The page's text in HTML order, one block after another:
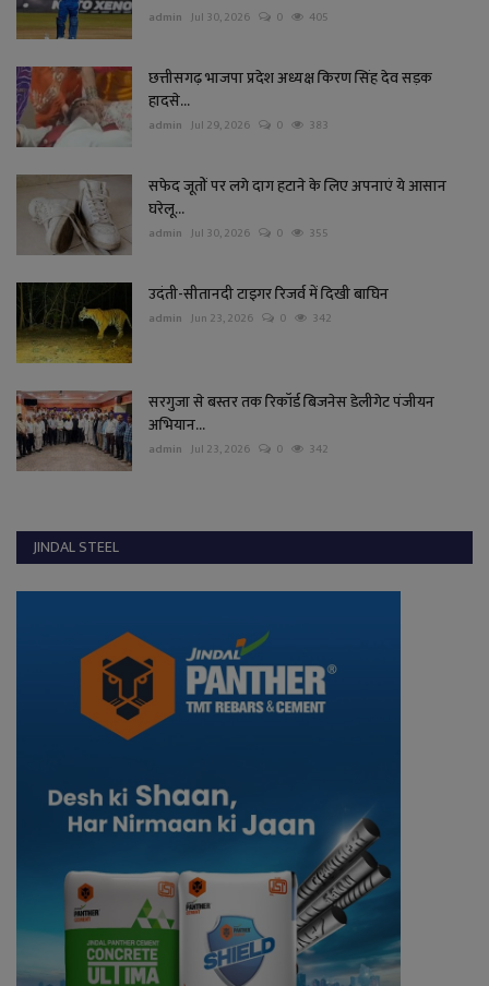
admin Jul 30, 2026 0 405
छत्तीसगढ़ भाजपा प्रदेश अध्यक्ष किरण सिंह देव सड़क
हादसे...
admin Jul 29, 2026 0 383
सफेद जूतों पर लगे दाग हटाने के लिए अपनाएं ये आसान
घरेलू...
admin Jul 30, 2026 0 355
उदंती-सीतानदी टाइगर रिजर्व में दिखी बाघिन
admin Jun 23, 2026 0 342
सरगुजा से बस्तर तक रिकॉर्ड बिजनेस डेलीगेट पंजीयन
अभियान...
admin Jul 23, 2026 0 342
JINDAL STEEL